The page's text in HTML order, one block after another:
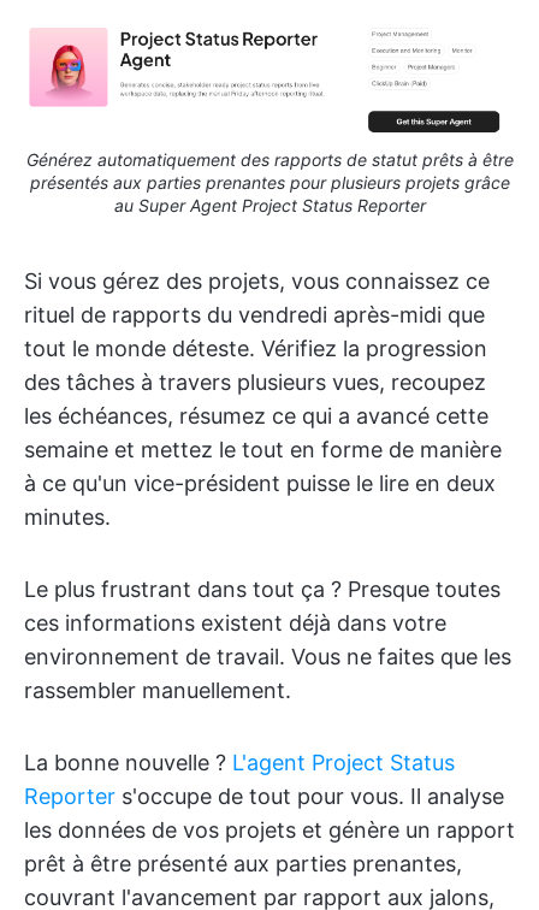
Générez automatiquement des rapports de statut prêts à être
présentés aux parties prenantes pour plusieurs projets grâce
au Super Agent Project Status Reporter
Si vous gérez des projets, vous connaissez ce
rituel de rapports du vendredi après-midi que
tout le monde déteste. Vérifiez la progression
des tâches à travers plusieurs vues, recoupez
les échéances, résumez ce qui a avancé cette
semaine et mettez le tout en forme de manière
à ce qu'un vice-président puisse le lire en deux
minutes.
Le plus frustrant dans tout ça ? Presque toutes
ces informations existent déjà dans votre
environnement de travail. Vous ne faites que les
rassembler manuellement.
La bonne nouvelle ? L'agent Project Status
Reporter s'occupe de tout pour vous. Il analyse
les données de vos projets et génère un rapport
prêt à être présenté aux parties prenantes,
couvrant l'avancement par rapport aux jalons,